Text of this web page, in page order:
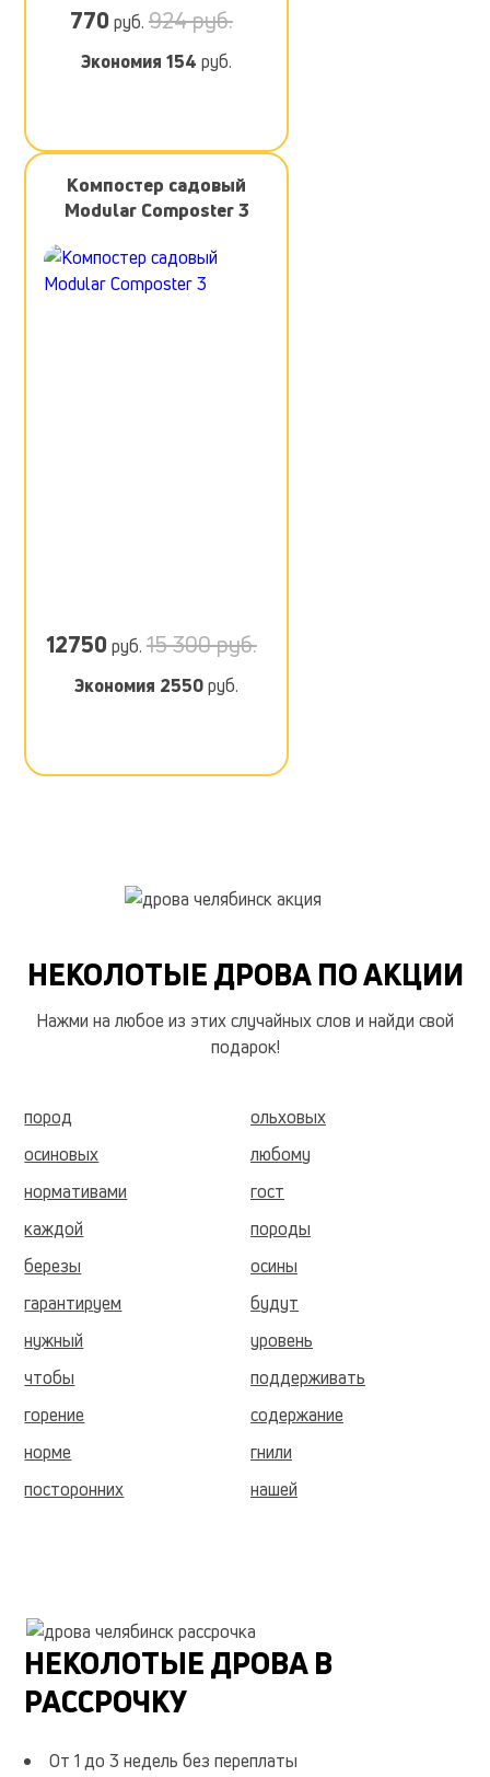
770 руб. 924 руб.
Экономия 154 руб.
Компостер садовый
Modular Composter 3
12750 руб. 15 300 руб.
Экономия 2550руб.
НЕКОЛОТЫЕ ДРОВА ПО АКЦИИ
Нажми на любое из этих случайных слов и найди свой
подарок!
пород
ольховых
осиновых
любому
нормативами
гост
каждой
породы
березы
осины
гарантируем
будут
нужный
уровень
чтобы
поддерживать
горение
содержание
норме
гнили
посторонних
нашей
камина
основные
виды
самый
распространенный
которых
НЕКОЛОТЫЕ ДРОВА В
РАССРОЧКУ
От 1 до 3 недель без переплаты